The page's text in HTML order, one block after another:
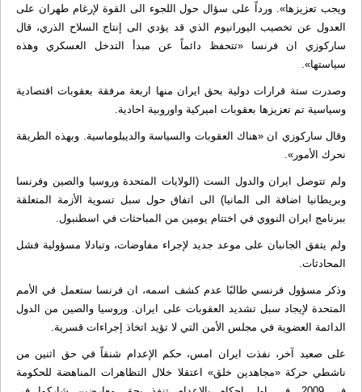
ويجب تعزيزها». ورداً على سؤال حول اللجوء الى القوة لإرغام طهران على
العدول عن تخصيب اليورانيوم الذي قد يؤدي الى إنتاج السلاح الذري، قال
ساركوزي ان فرنسا «تتحفظ دائماً عن مبدأ التدخل العسكري وهذه
سياستها».
وصدرت ستة قرارات دولية بحق ايران منها اربعة مرفقة بعقوبات اقتصادية
وسياسية تم تعزيزها بعقوبات اميركية واوروبية احادية.
وقال ساركوزي ان «هناك العقوبات والسياسة والديبلوماسية. وبهذه الطريقة
نحرك الأمور».
ولم تتوصل ايران والدول الست (الولايات المتحدة وروسيا والصين وفرنسا
وبريطانيا اضافة الى المانيا) الى اتفاق حول سبل تسوية الأزمة المتعلقة
ببرنامج ايران النووي في اختتام يومين من المباحثات في اسطنبول.
ولم يتفق الجانبان على موعد جديد لإجراء مفاوضات، وتبادلا مسؤولية فشل
المحادثات.
وذكر مسؤول فرنسي طالبًا عدم كشف اسمه، ان فرنسا ستعمل في الأمم
المتحدة لإيجاد سبل تشديد العقوبات على ايران. وروسيا والصين من الدول
الدائمة العضوية في مجلس الأمن التي لا تؤيد اتخاذ إجراءات قسرية.
على صعيد آخر، نفذت ايران امس، حكم الإعدام شنقاً في حق اثنين من
ناشطي حركة «مجاهدين خلق» اعتقلا خلال التظاهرات المناهضة للحكومة